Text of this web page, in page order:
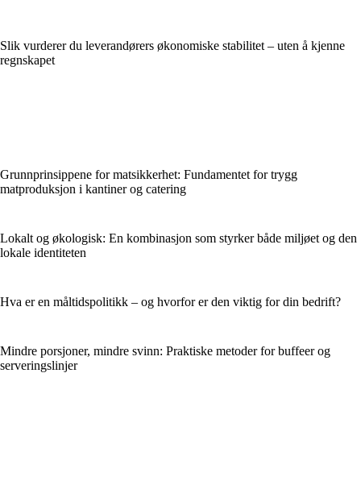
Slik vurderer du leverandørers økonomiske stabilitet – uten å kjenne
regnskapet
Grunnprinsippene for matsikkerhet: Fundamentet for trygg
matproduksjon i kantiner og catering
Lokalt og økologisk: En kombinasjon som styrker både miljøet og den
lokale identiteten
Hva er en måltidspolitikk – og hvorfor er den viktig for din bedrift?
Mindre porsjoner, mindre svinn: Praktiske metoder for buffeer og
serveringslinjer